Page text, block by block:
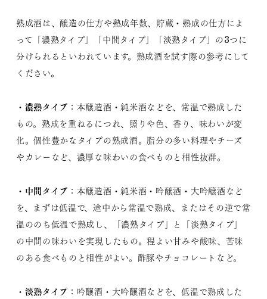
熟成酒は、醸造の仕方や熟成年数、貯蔵・熟成の仕方によ
って「濃熟タイプ」「中間タイプ」「淡熟タイプ」の3つに
分けられるといわれています。熟成酒を試す際の参考にして
ください。
・ 濃熟タイプ ：本醸造酒・純米酒などを、常温で熟成した
もの。熟成を重ねるにつれ、照りや色、香り、味わいが変
化。個性豊かなタイプの熟成酒。脂分の多い料理やチーズ
やカレーなど、濃厚な味わいの食べものと相性抜群。
・ 中間タイプ ：本醸造酒・純米酒・吟醸酒・大吟醸酒など
を、まずは低温で、途中から常温で熟成、またはその逆で常
温ののち低温で熟成し、「濃熟タイプ」と「淡熟タイプ」
の中間の味わいを実現したもの。程よい甘みや酸味、苦味
のある食べものと相性がよい。酢豚やチョコレートなど。
・ 淡熟タイプ ：吟醸酒・大吟醸酒などを、低温で熟成した